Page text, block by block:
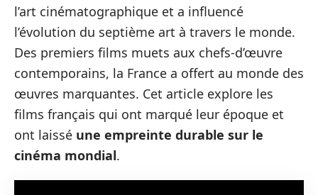
l’art cinématographique et a influencé
l’évolution du septième art à travers le monde.
Des premiers films muets aux chefs-d’œuvre
contemporains, la France a offert au monde des
œuvres marquantes. Cet article explore les
films français qui ont marqué leur époque et
ont laissé une empreinte durable sur le
cinéma mondial.